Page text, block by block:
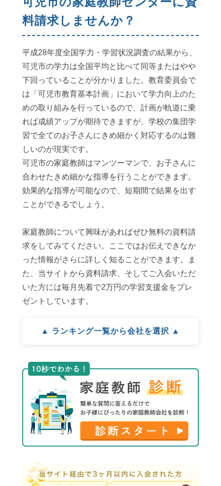
料請求しませんか？
平成28年度全国学力・学習状況調査の結果から、
可児市の学力は全国平均と比べて同等またはやや
下回っていることが分かりました。教育委員会で
は「可児市教育基本計画」において学力向上のた
めの取り組みを行っているので、計画が軌道に乗
れば成績アップが期待できますが、学校の集団学
習で全てのお子さんにきめ細かく対応するのは難
しいのが現実です。
可児市の家庭教師はマンツーマンで、お子さんに
合わせたきめ細かな指導を行うことができます。
効果的な指導が可能なので、短期間で結果を出す
ことができるでしょう。
家庭教師について興味があればぜひ無料の資料請
求をしてみてください。ここではお伝えできなか
った情報がさらに詳しく知ることができます。ま
た、当サイトから資料請求、そしてご入会いただ
いた方には毎月先着で2万円の学習支援金をプレ
ゼントしています。
▲ ランキング一覧から会社を選択 ▲